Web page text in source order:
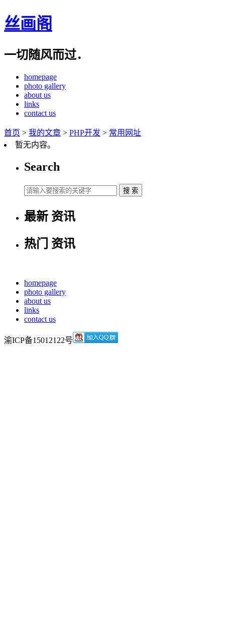
丝画阁
一切随风而过．
homepage
photo gallery
about us
links
contact us
首页 > 我的文章 > PHP开发 > 常用网址
暂无内容。
Search
最新 资讯
热门 资讯
homepage
photo gallery
about us
links
contact us
渝ICP备15012122号